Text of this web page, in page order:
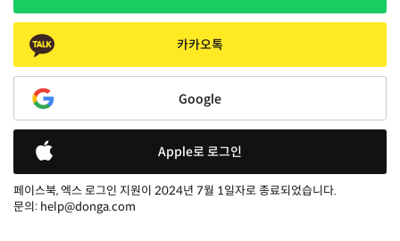
카카오톡
Google
Apple로 로그인
페이스북, 엑스 로그인 지원이 2024년 7월 1일자로 종료되었습니다.
문의: help@donga.com